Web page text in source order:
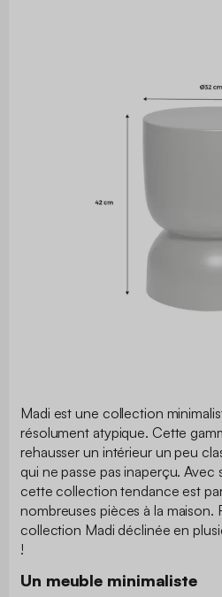
Madi est une collection
résolument atypique. Cette
rehausser un intérieur un peu
qui ne passe pas inaperçu.
cette collection tendance est
nombreuses pièces à la maison.
collection Madi déclinée en
!
Un meuble minimaliste